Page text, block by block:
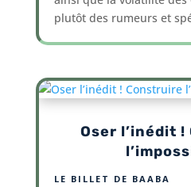
plutôt des rumeurs et
Oser l’inédit
LE BILLET DE BAABA